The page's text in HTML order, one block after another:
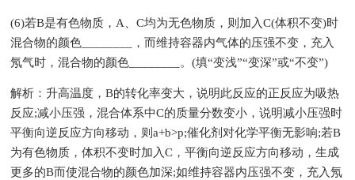
(6)若B是有色物质，A、C均为无色物质，则加入C(体积不变)时
混合物的颜色________，而维持容器内气体的压强不变，充入
氖气时，混合物的颜色________。(填“变浅”“变深”或“不变”)
解析：升高温度，B的转化率变大，说明此反应的正反应为吸热
反应;减小压强，混合体系中C的质量分数变小，说明减小压强时
平衡向逆反应方向移动，则a+b>p;催化剂对化学平衡无影响;若B
为有色物质，体积不变时加入C，平衡向逆反应方向移动，生成
更多的B而使混合物的颜色加深;如维持容器内压强不变，充入氖